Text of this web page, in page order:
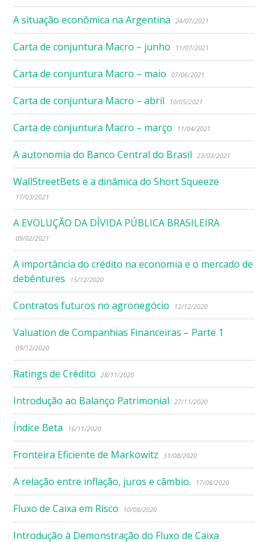
A situação econômica na Argentina 24/07/2021
Carta de conjuntura Macro – junho 11/07/2021
Carta de conjuntura Macro – maio 07/06/2021
Carta de conjuntura Macro – abril 10/05/2021
Carta de conjuntura Macro – março 11/04/2021
A autonomia do Banco Central do Brasil 23/03/2021
WallStreetBets e a dinâmica do Short Squeeze
17/03/2021
A EVOLUÇÃO DA DÍVIDA PÚBLICA BRASILEIRA
09/02/2021
A importância do crédito na economia e o mercado de
debêntures
15/12/2020
Contratos futuros no agronegócio 12/12/2020
Valuation de Companhias Financeiras – Parte 1
09/12/2020
Ratings de Crédito 28/11/2020
Introdução ao Balanço Patrimonial 27/11/2020
Índice Beta 16/11/2020
Fronteira Eficiente de Markowitz 31/08/2020
A relação entre inflação, juros e câmbio. 17/08/2020
Fluxo de Caixa em Risco 10/08/2020
Introdução à Demonstração do Fluxo de Caixa